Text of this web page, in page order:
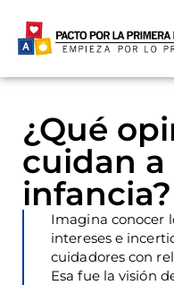
¿Qué
cuidan a
infancia?
Imagina conocer
intereses e
cuidadores con
Esa fue la visión